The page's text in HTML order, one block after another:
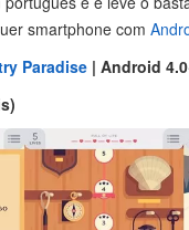
smartphone com
Paradise | Android